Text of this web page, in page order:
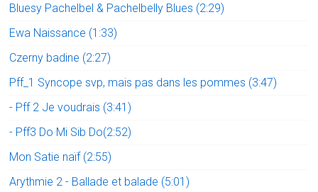
Bluesy Pachelbel & Pachelbelly Blues (2:29)
Ewa Naissance (1:33)
Czerny badine (2:27)
Pff_1 Syncope svp, mais pas dans les pommes (3:47)
- Pff 2 Je voudrais (3:41)
- Pff3 Do Mi Sib Do(2:52)
Mon Satie naïf (2:55)
Arythmie 2 - Ballade et balade (5:01)